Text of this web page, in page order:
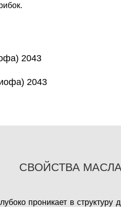
2043
2043
СВОЙСТВА МАСЛА
проникает в структуру